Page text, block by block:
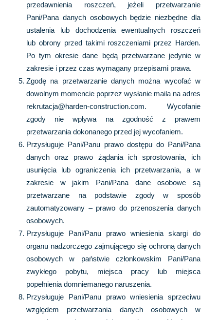
przedawnienia roszczeń, jeżeli przetwarzanie
Pani/Pana danych osobowych będzie niezbędne dla
ustalenia lub dochodzenia ewentualnych roszczeń
lub obrony przed takimi roszczeniami przez Harden.
Po tym okresie dane będą przetwarzane jedynie w
zakresie i przez czas wymagany przepisami prawa.
Zgodę na przetwarzanie danych można wycofać w
dowolnym momencie poprzez wysłanie maila na adres
rekrutacja@harden-construction.com. Wycofanie
zgody nie wpływa na zgodność z prawem
przetwarzania dokonanego przed jej wycofaniem.
Przysługuje Pani/Panu prawo dostępu do Pani/Pana
danych oraz prawo żądania ich sprostowania, ich
usunięcia lub ograniczenia ich przetwarzania, a w
zakresie w jakim Pani/Pana dane osobowe są
przetwarzane na podstawie zgody w sposób
zautomatyzowany – prawo do przenoszenia danych
osobowych.
Przysługuje Pani/Panu prawo wniesienia skargi do
organu nadzorczego zajmującego się ochroną danych
osobowych w państwie członkowskim Pani/Pana
zwykłego pobytu, miejsca pracy lub miejsca
popełnienia domniemanego naruszenia.
Przysługuje Pani/Panu prawo wniesienia sprzeciwu
względem przetwarzania danych osobowych w